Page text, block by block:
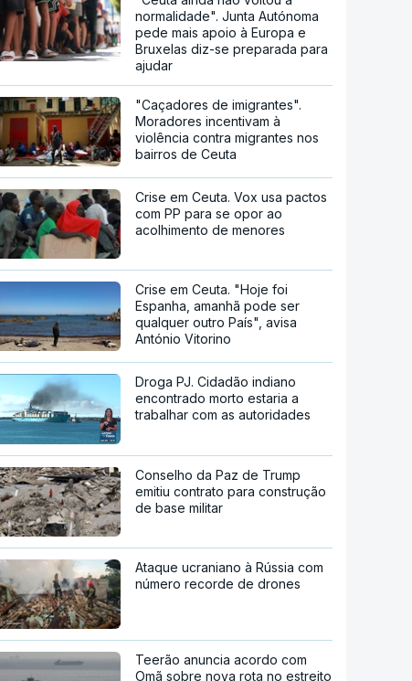
normalidade". Junta Autónoma
pede mais apoio à Europa e
Bruxelas diz-se preparada para
ajudar
"Caçadores de imigrantes".
Moradores incentivam à
violência contra migrantes nos
bairros de Ceuta
Crise em Ceuta. Vox usa pactos
com PP para se opor ao
acolhimento de menores
Crise em Ceuta. "Hoje foi
Espanha, amanhã pode ser
qualquer outro País", avisa
António Vitorino
Droga PJ. Cidadão indiano
encontrado morto estaria a
trabalhar com as autoridades
Conselho da Paz de Trump
emitiu contrato para construção
de base militar
Ataque ucraniano à Rússia com
número recorde de drones
Teerão anuncia acordo com
Omã sobre nova rota no estreito